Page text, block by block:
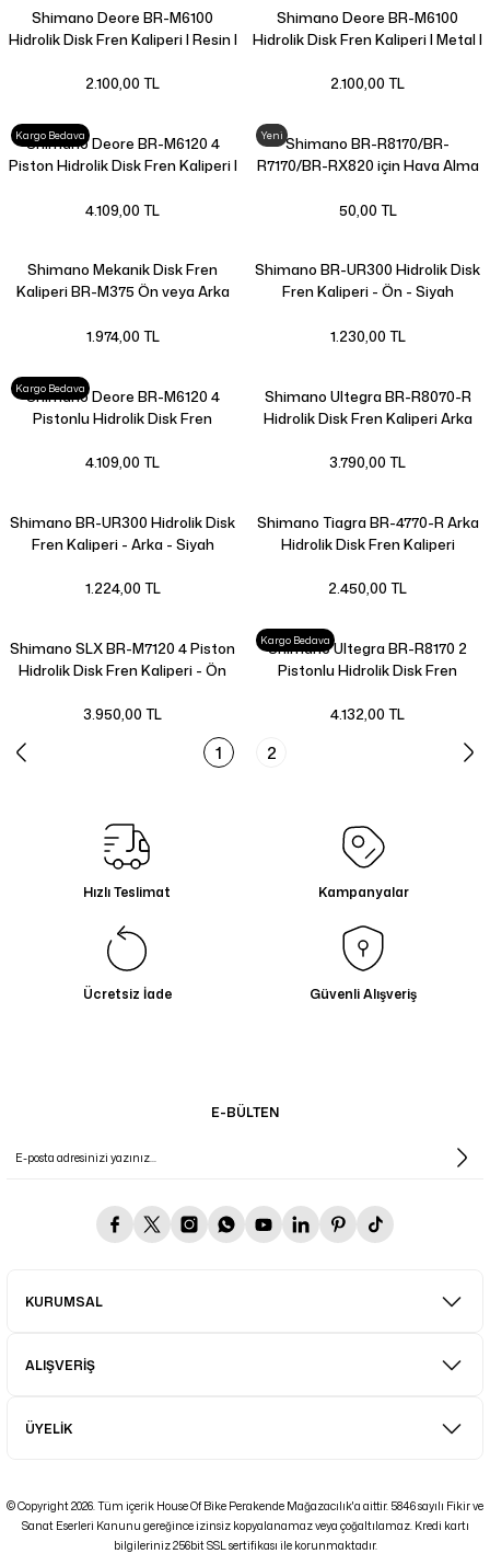
Shimano Deore BR-M6100
Hidrolik Disk Fren Kaliperi | Resin |
2.100,00 TL
Shimano Deore BR-M6100
Hidrolik Disk Fren Kaliperi | Metal |
2.100,00 TL
Kargo Bedava
Shimano Deore BR-M6120 4
Piston Hidrolik Disk Fren Kaliperi |
4.109,00 TL
Yeni Shimano BR-R8170/BR-
R7170/BR-RX820 için Hava Alma
50,00 TL
Shimano Mekanik Disk Fren
Kaliperi BR-M375 Ön veya Arka
1.974,00 TL
Shimano BR-UR300 Hidrolik Disk
Fren Kaliperi - Ön - Siyah
1.230,00 TL
Kargo Bedava
Shimano Deore BR-M6120 4
Pistonlu Hidrolik Disk Fren
4.109,00 TL
Shimano Ultegra BR-R8070-R
Hidrolik Disk Fren Kaliperi Arka
3.790,00 TL
Shimano BR-UR300 Hidrolik Disk
Fren Kaliperi - Arka - Siyah
1.224,00 TL
Shimano Tiagra BR-4770-R Arka
Hidrolik Disk Fren Kaliperi
2.450,00 TL
Shimano SLX BR-M7120 4 Piston
Hidrolik Disk Fren Kaliperi - Ön
3.950,00 TL
Kargo Bedava
Shimano Ultegra BR-R8170 2
Pistonlu Hidrolik Disk Fren
4.132,00 TL
1 2
Hızlı Teslimat Kampanyalar
Ücretsiz İade Güvenli Alışveriş
E-BÜLTEN
KURUMSAL
ALIŞVERİŞ
ÜYELİK
© Copyright 2026. Tüm içerik House Of Bike Perakende Mağazacılık'a aittir. 5846 sayılı Fikir ve
Sanat Eserleri Kanunu gereğince izinsiz kopyalanamaz veya çoğaltılamaz. Kredi kartı
bilgileriniz 256bit SSL sertifikası ile korunmaktadır.